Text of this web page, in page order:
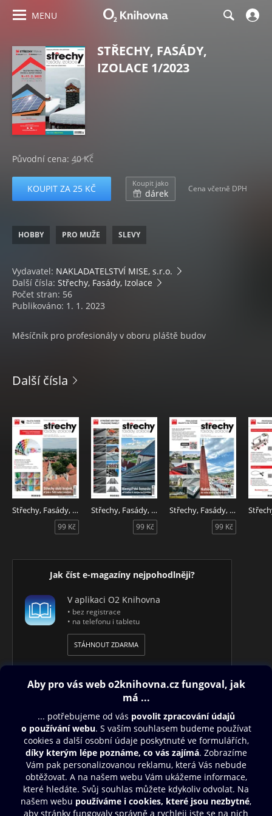
MENU
STŘECHY, FASÁDY,
IZOLACE 1/2023
Původní cena: 40 Kč
KOUPIT ZA 25 KČ Koupit jako
dárek Cena včetně DPH
HOBBY PRO MUŽE SLEVY
Vydavatel: NAKLADATELSTVÍ MISE, s.r.o.
Další čísla: Střechy, Fasády, Izolace
Počet stran: 56
Publikováno: 1. 1. 2023
Měsíčník pro profesionály v oboru pláště budov
Další čísla
Střechy, Fasády, Izolace 7/2026
99 Kč
Střechy, Fasády, Izolace 6/2026
99 Kč
Střechy, Fasády, Izolace 5/2026
99 Kč
Jak číst e-magazíny nejpohodlněji?
V aplikaci O2 Knihovna
• bez registrace
• na telefonu i tabletu
STÁHNOUT ZDARMA
Obsah ke stažení
Moje O2 Knihovna
Další zábava